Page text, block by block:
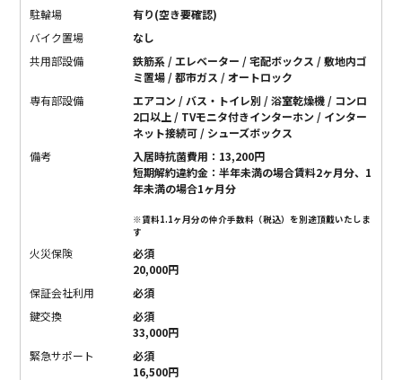
駐輪場
有り(空き要確認)
バイク置場
なし
共用部設備
鉄筋系 / エレベーター / 宅配ボックス / 敷地内ゴ
ミ置場 / 都市ガス / オートロック
専有部設備
エアコン / バス・トイレ別 / 浴室乾燥機 / コンロ
2口以上 / TVモニタ付きインターホン / インター
ネット接続可 / シューズボックス
備考
入居時抗菌費用：13,200円
短期解約違約金：半年未満の場合賃料2ヶ月分、1
年未満の場合1ヶ月分
※賃料1.1ヶ月分の仲介手数料（税込）を別途頂戴いたしま
す
火災保険
必須
20,000円
保証会社利用
必須
鍵交換
必須
33,000円
緊急サポート
必須
16,500円